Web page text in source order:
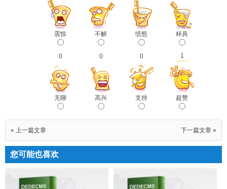
震惊 不解 愤怒 杯具
0
无聊
0
高兴
0
支持
1
超赞
« 上一篇文章 下一篇文章 »
您可能也喜欢